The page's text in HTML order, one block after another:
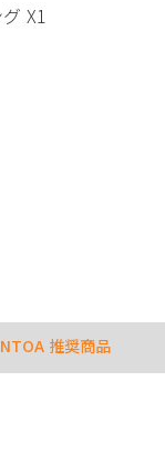
X1
NTOA 推奨商品